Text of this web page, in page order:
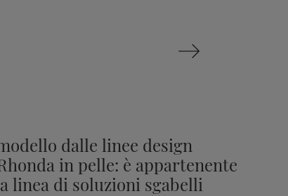
dalle linee design
in pelle: è appartenente
linea di soluzioni sgabelli